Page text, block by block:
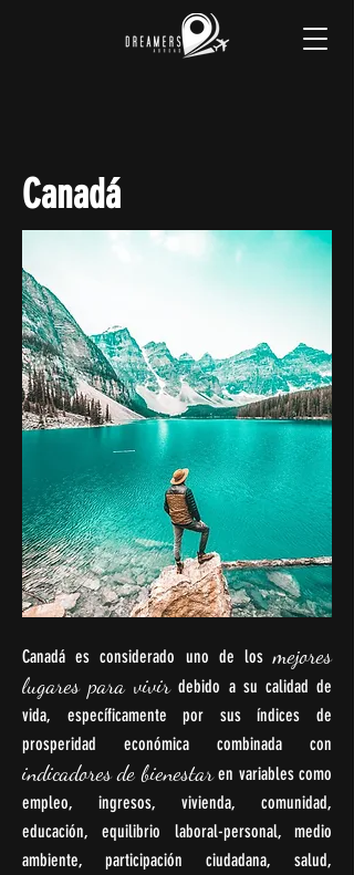
Canadá
Canadá es considerado uno de losmejores
lugares para vivirdebido a su calidad de
vida, específicamente por sus índices de
prosperidad económica combinada con
indicadores de bienestaren variables como
empleo, ingresos, vivienda, comunidad,
educación, equilibrio laboral-personal, medio
ambiente, participación ciudadana, salud,